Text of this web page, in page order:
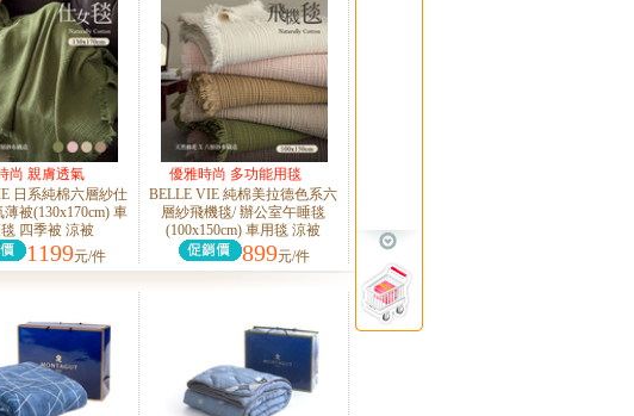
尚 親膚透氣
日系純棉六層紗仕
被(130x170cm) 車
四季被 涼被
1199元/件
優雅時尚 多功能用毯
BELLE VIE 純棉美拉德色系六
層紗飛機毯/ 辦公室午睡毯
(100x150cm) 車用毯 涼被
899元/件